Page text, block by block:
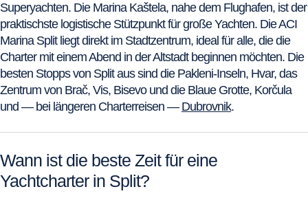
Superyachten. Die Marina Kaštela, nahe dem Flughafen, ist der
praktischste logistische Stützpunkt für große Yachten. Die ACI
Marina Split liegt direkt im Stadtzentrum, ideal für alle, die die
Charter mit einem Abend in der Altstadt beginnen möchten. Die
besten Stopps von Split aus sind die Pakleni-Inseln, Hvar, das
Zentrum von Brač, Vis, Bisevo und die Blaue Grotte, Korčula
und — bei längeren Charterreisen — Dubrovnik.
Wann ist die beste Zeit für eine
Yachtcharter in Split?